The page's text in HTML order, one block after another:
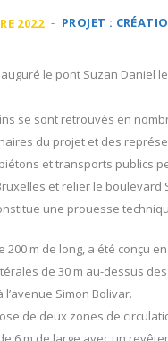
2022 - PROJET :
le pont Suzan Daniel
se sont retrouvés en
du projet et des
et transports publics
et relier le boulevard
une prouesse
200 m de long, a été conçu
de 30 m au-dessus
l’avenue Simon Bolivar.
de deux zones de